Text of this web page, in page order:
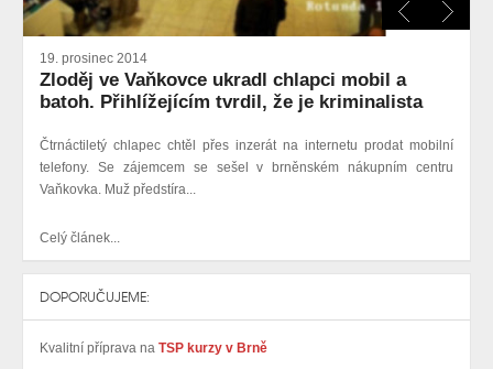
19. prosinec 2014
Zloděj ve Vaňkovce ukradl chlapci mobil a
batoh. Přihlížejícím tvrdil, že je kriminalista
Čtrnáctiletý chlapec chtěl přes inzerát na internetu prodat mobilní
telefony. Se zájemcem se sešel v brněnském nákupním centru
Vaňkovka. Muž předstíra...
Celý článek...
DOPORUČUJEME:
Kvalitní příprava na TSP kurzy v Brně